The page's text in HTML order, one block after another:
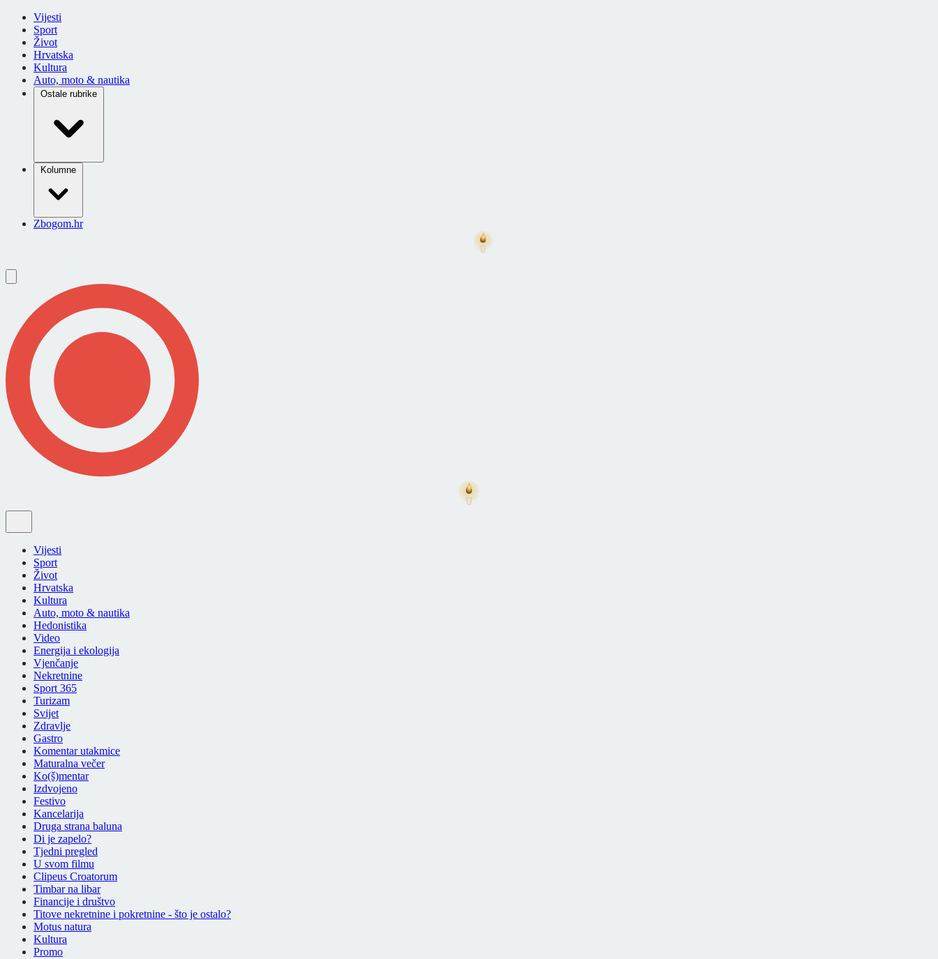
Vijesti
Sport
Život
Hrvatska
Kultura
Auto, moto & nautika
Ostale rubrike
Kolumne
Zbogom.hr
Vijesti
Sport
Život
Hrvatska
Kultura
Auto, moto & nautika
Hedonistika
Video
Energija i ekologija
Vjenčanje
Nekretnine
Sport 365
Turizam
Svijet
Zdravlje
Gastro
Komentar utakmice
Maturalna večer
Ko(š)mentar
Izdvojeno
Festivo
Kancelarija
Druga strana baluna
Di je zapelo?
Tjedni pregled
U svom filmu
Clipeus Croatorum
Timbar na libar
Financije i društvo
Titove nekretnine i pokretnine - što je ostalo?
Motus natura
Kultura
Promo